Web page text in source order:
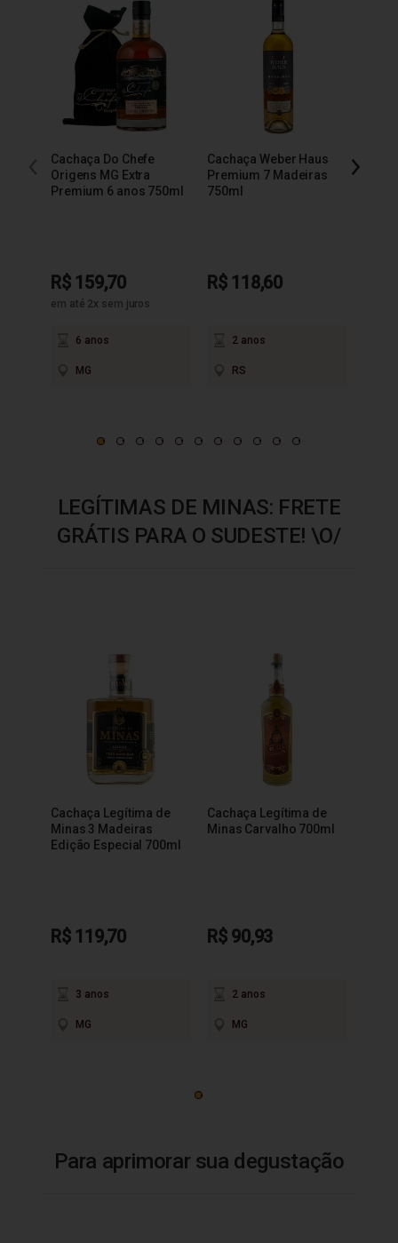
Cachaça Do Chefe
Origens MG Extra
Premium 6 anos 750ml
R$ 159,70
em até 2x sem juros
6 anos
MG
Cachaça Weber Haus
Premium 7 Madeiras
750ml
R$ 118,60
2 anos
RS
LEGÍTIMAS DE MINAS: FRETE
GRÁTIS PARA O SUDESTE! \O/
Cachaça Legítima de
Minas 3 Madeiras
Edição Especial 700ml
R$ 119,70
3 anos
MG
Cachaça Legítima de
Minas Carvalho 700ml
R$ 90,93
2 anos
MG
Para aprimorar sua degustação